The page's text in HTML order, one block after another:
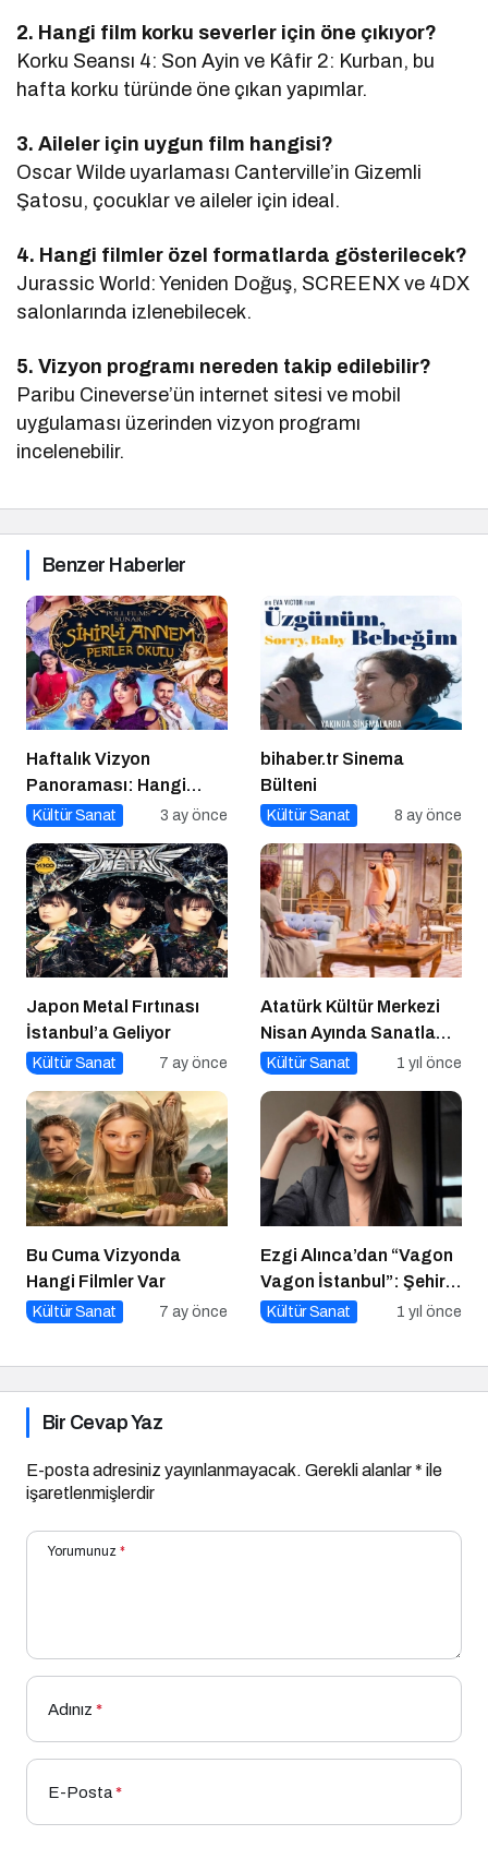
2. Hangi film korku severler için öne çıkıyor?
Korku Seansı 4: Son Ayin ve Kâfir 2: Kurban, bu
hafta korku türünde öne çıkan yapımlar.
3. Aileler için uygun film hangisi?
Oscar Wilde uyarlaması Canterville’in Gizemli
Şatosu, çocuklar ve aileler için ideal.
4. Hangi filmler özel formatlarda gösterilecek?
Jurassic World: Yeniden Doğuş, SCREENX ve 4DX
salonlarında izlenebilecek.
5. Vizyon programı nereden takip edilebilir?
Paribu Cineverse’ün internet sitesi ve mobil
uygulaması üzerinden vizyon programı
incelenebilir.
Benzer Haberler
Haftalık Vizyon
Panoraması: Hangi
Filmi İzlemeli?
Kültür Sanat 3 ay önce
bihaber.tr Sinema
Bülteni
Kültür Sanat 8 ay önce
Japon Metal Fırtınası
İstanbul’a Geliyor
Kültür Sanat 7 ay önce
Atatürk Kültür Merkezi
Nisan Ayında Sanatla
Dolup Taşıyor
Kültür Sanat 1 yıl önce
Bu Cuma Vizyonda
Hangi Filmler Var
Kültür Sanat 7 ay önce
Ezgi Alınca’dan “Vagon
Vagon İstanbul”: Şehir
Raylara Yazıldı, Kalbe
Kültür Sanat 1 yıl önce
Bir Cevap Yaz
E-posta adresiniz yayınlanmayacak. Gerekli alanlar* ile
işaretlenmişlerdir
Yorumunuz *
Adınız *
E-Posta*